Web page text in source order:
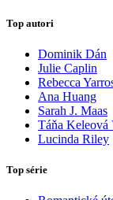
Top autori
Dominik Dán
Julie Caplin
Rebecca
Ana Huang
Sarah J. Maas
Táňa Keleová
Lucinda Riley
Top série